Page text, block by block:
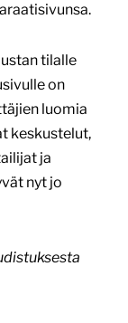
tilalle
on
luomia
keskustelut,
ja
nyt jo